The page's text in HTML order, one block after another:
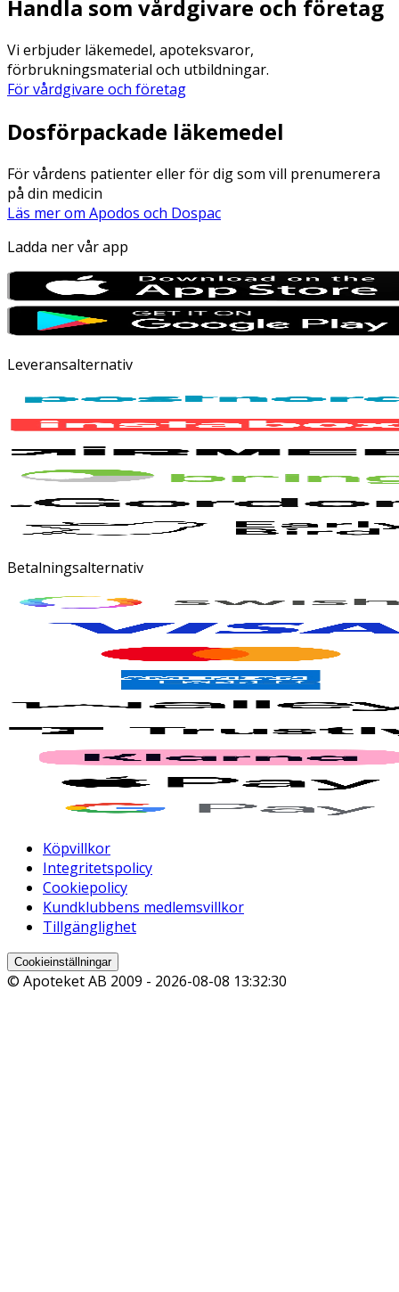
Handla som vårdgivare och företag
Vi erbjuder läkemedel, apoteksvaror,
förbrukningsmaterial och utbildningar.
För vårdgivare och företag
Dosförpackade läkemedel
För vårdens patienter eller för dig som vill prenumerera
på din medicin
Läs mer om Apodos och Dospac
Ladda ner vår app
Leveransalternativ
Betalningsalternativ
Köpvillkor
Integritetspolicy
Cookiepolicy
Kundklubbens medlemsvillkor
Tillgänglighet
Cookieinställningar
© Apoteket AB 2009 - 2026-08-08 13:32:30